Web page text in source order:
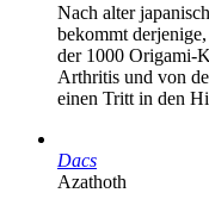
Nach alter
bekommt derjenige,
der 1000 Origami-
Arthritis und von
einen Tritt in den
Dacs
Azathoth